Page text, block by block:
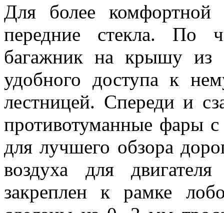
Для более комфортной
передние стекла. По
багажник на крышу из
удобного доступа к
лестницей. Спереди и
противотуманные фары
для лучшего обзора
воздуха для
закреплен к рамке